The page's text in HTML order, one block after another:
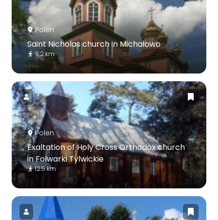
Polen
Saint Nicholas church in Michałowo
9.2 km
Polen
Exaltation of Holy Cross Orthodox church
in Folwarki Tylwickie
12.5 km